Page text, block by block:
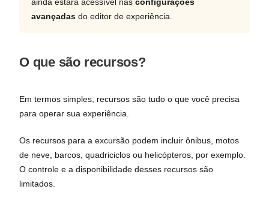
avançadas do editor de experiência.
O que são recursos?
Em termos simples, recursos são tudo o que você precisa
para operar sua experiência.
Os recursos para a excursão podem incluir ônibus, motos
de neve, barcos, quadriciclos ou helicópteros, por exemplo.
O controle e a disponibilidade desses recursos são
limitados.